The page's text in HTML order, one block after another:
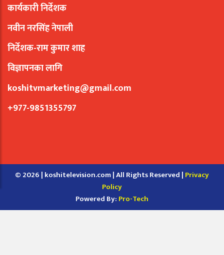
कार्यकारी निर्देशक
नवीन नरसिंह नेपाली
निर्देशक-राम कुमार शाह
विज्ञापनका लागि
koshitvmarketing@gmail.com
+977-9851355797
© 2026 | koshitelevision.com | All Rights Reserved | Privacy
Policy
Powered By: Pro-Tech